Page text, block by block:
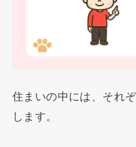
住まいの中には、それ
します。